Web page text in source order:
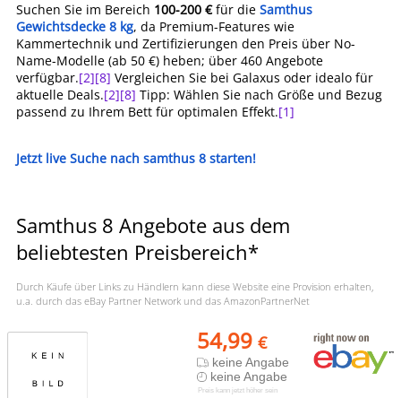
Suchen Sie im Bereich 100-200 €für die Samthus
Gewichtsdecke 8 kg, da Premium-Features wie
Kammertechnik und Zertifizierungen den Preis über No-
Name-Modelle (ab 50 €) heben; über 460 Angebote
verfügbar.[2][8] Vergleichen Sie bei Galaxus oder idealo für
aktuelle Deals.[2][8] Tipp: Wählen Sie nach Größe und Bezug
passend zu Ihrem Bett für optimalen Effekt.[1]
Jetzt live Suche nach samthus 8 starten!
Samthus 8 Angebote aus dem
beliebtesten Preisbereich*
Durch Käufe über Links zu Händlern kann diese Website eine Provision erhalten,
u.a. durch das eBay Partner Network und das AmazonPartnerNet
54,99 €
keine Angabe
keine Angabe
Preis kann jetzt höher sein